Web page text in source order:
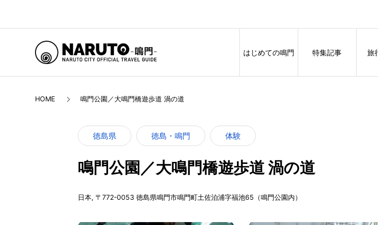
はじめての鳴門 特集記事 旅
HOME 鳴門公園／大鳴門橋遊歩道 渦の道
徳島県 徳島・鳴門 体験
鳴門公園／大鳴門橋遊歩道 渦の道
日本, 〒772-0053 徳島県鳴門市鳴門町土佐泊浦字福池65（鳴門公園内）